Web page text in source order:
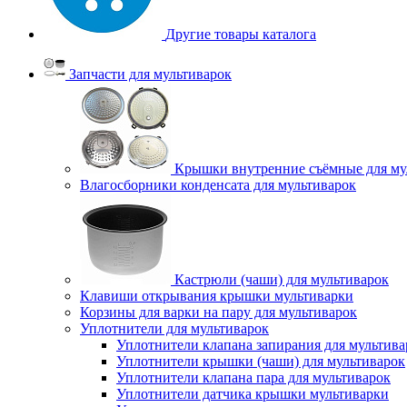
Другие товары каталога
Запчасти для мультиварок
Крышки внутренние съёмные для
Влагосборники конденсата для мультиварок
Кастрюли (чаши) для мультиварок
Клавиши открывания крышки мультиварки
Корзины для варки на пару для мультиварок
Уплотнители для мультиварок
Уплотнители клапана запирания для
Уплотнители крышки (чаши) для мультиварок
Уплотнители клапана пара для мультиварок
Уплотнители датчика крышки мультиварки